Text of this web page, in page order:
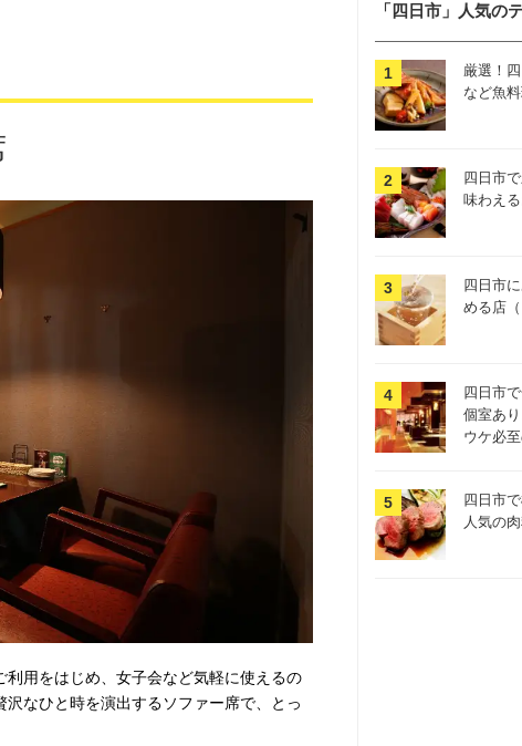
用をはじめ、女子会など気軽に使えるの
なひと時を演出するソファー席で、とっ
「四日市」人気の
厳選！
など魚
四日市
味わえ
四日市
める店（
四日市
個室あ
ウケ必
四日市
人気の